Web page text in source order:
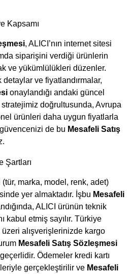
Kapsamı
, ALICI’nın internet sitesi
siparişini verdiği ürünlerin
ve yükümlülükleri düzenler.
ve fiyatlandırmalar,
onaylandığı andaki güncel
stratejimiz doğrultusunda, Avrupa
ürünleri daha uygun fiyatlarla
de bu Mesafeli Satış
Şartları
marka, model, renk, adet)
yer almaktadır. İşbu Mesafeli
ALICI ürünün teknik
kabul etmiş sayılır. Türkiye
alışverişlerinizde kargo
Mesafeli Satış Sözleşmesi
Ödemeler kredi kartı
gerçekleştirilir ve Mesafeli